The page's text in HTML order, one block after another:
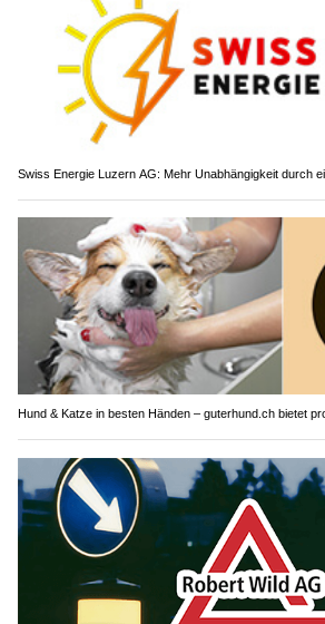
Swiss Energie Luzern AG: Mehr Unabhängigkeit durch
Hund & Katze in besten Händen – guterhund.ch bietet